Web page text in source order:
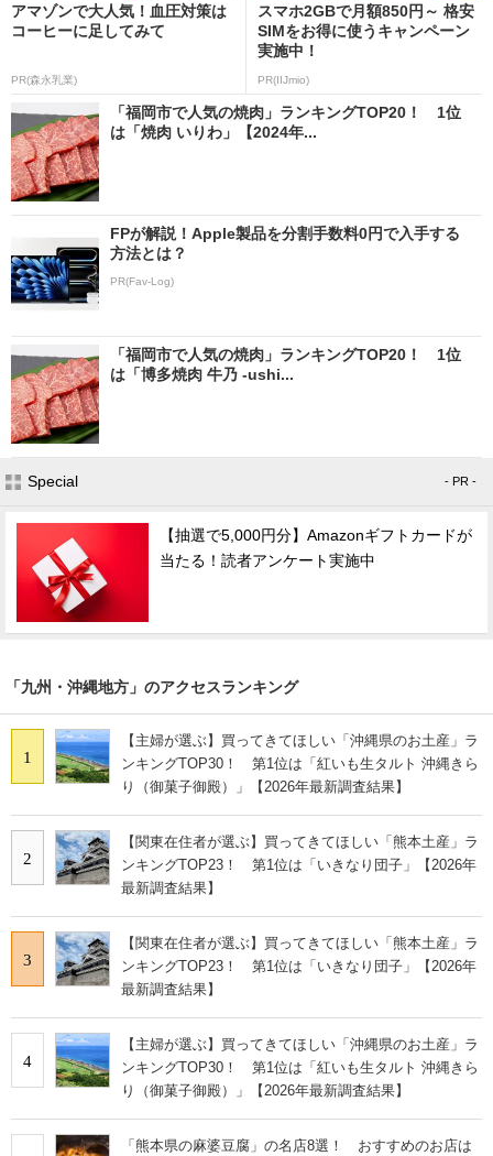
アマゾンで大人気！血圧対策は
コーヒーに足してみて
PR(森永乳業)
スマホ2GBで月額850円～ 格安
SIMをお得に使うキャンペーン
実施中！
PR(IIJmio)
「福岡市で人気の焼肉」ランキングTOP20！ 1位
は「焼肉 いりわ」【2024年...
FPが解説！Apple製品を分割手数料0円で入手する
方法とは？
PR(Fav-Log)
「福岡市で人気の焼肉」ランキングTOP20！ 1位
は「博多焼肉 牛乃 -ushi...
Special - PR -
【抽選で5,000円分】Amazonギフトカードが
当たる！読者アンケート実施中
「九州・沖縄地方」のアクセスランキング
1
【主婦が選ぶ】買ってきてほしい「沖縄県のお土産」ラ
ンキングTOP30！ 第1位は「紅いも生タルト 沖縄きら
り（御菓子御殿）」【2026年最新調査結果】
2
【関東在住者が選ぶ】買ってきてほしい「熊本土産」ラ
ンキングTOP23！ 第1位は「いきなり団子」【2026年
最新調査結果】
3
【関東在住者が選ぶ】買ってきてほしい「熊本土産」ラ
ンキングTOP23！ 第1位は「いきなり団子」【2026年
最新調査結果】
4
【主婦が選ぶ】買ってきてほしい「沖縄県のお土産」ラ
ンキングTOP30！ 第1位は「紅いも生タルト 沖縄きら
り（御菓子御殿）」【2026年最新調査結果】
「熊本県の麻婆豆腐」の名店8選！ おすすめのお店は